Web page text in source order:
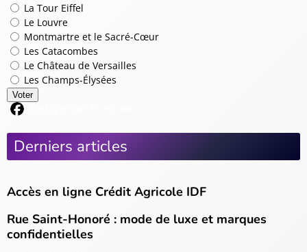
La Tour Eiffel
Le Louvre
Montmartre et le Sacré-Cœur
Les Catacombes
Le Château de Versailles
Les Champs-Élysées
Voter
Derniers articles
Accès en ligne Crédit Agricole IDF
Rue Saint-Honoré : mode de luxe et marques
confidentielles